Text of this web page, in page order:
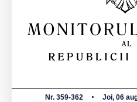
Nr. 359-362 Joi, 06